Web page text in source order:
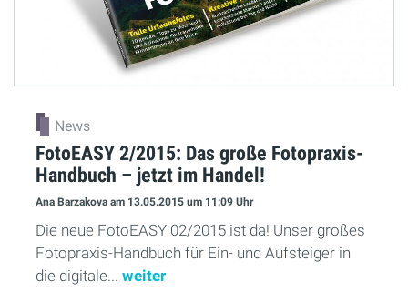
News
FotoEASY 2/2015: Das große Fotopraxis-
Handbuch – jetzt im Handel!
Ana Barzakova am 13.05.2015 um 11:09 Uhr
Die neue FotoEASY 02/2015 ist da! Unser großes
Fotopraxis-Handbuch für Ein- und Aufsteiger in
die digitale... weiter